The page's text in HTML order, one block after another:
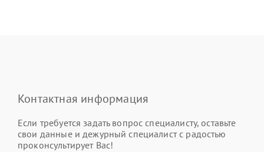
Контактная информация
Если требуется задать вопрос специалисту, оставьте
свои данные и дежурный специалист с радостью
проконсультирует Вас!